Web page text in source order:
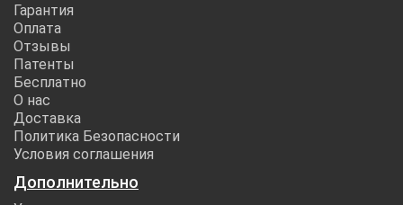
Гарантия
Оплата
Отзывы
Патенты
Бесплатно
О нас
Доставка
Политика Безопасности
Условия соглашения
Дополнительно